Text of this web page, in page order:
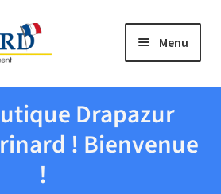
Menu
Drapazur
! Bienvenue
!